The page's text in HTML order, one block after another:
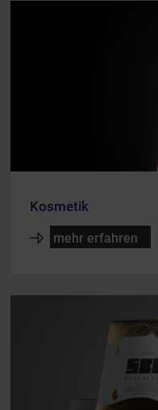
Kosmetik
mehr erfahren